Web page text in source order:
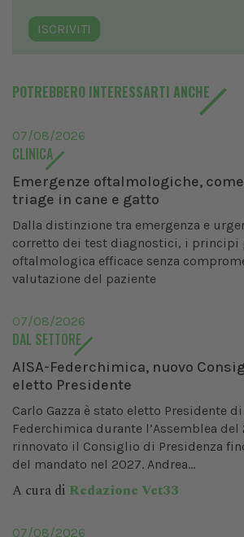
ISCRIVITI
POTREBBERO INTERESSARTI ANCHE
07/08/2026
CLINICA
Emergenze oftalmologiche,
triage in cane e gatto
Dalla distinzione tra emergenza e
corretto dei test diagnostici, i principi
oftalmologica efficace senza
valutazione del paziente
07/08/2026
DAL SETTORE
AISA-Federchimica, nuovo
eletto Presidente
Carlo Gazza è stato eletto Presidente di
Federchimica durante l’Assemblea
rinnovato il Consiglio di Presidenza
del mandato nel 2027. Andrea...
A cura di Redazione Vet33
07/08/2026